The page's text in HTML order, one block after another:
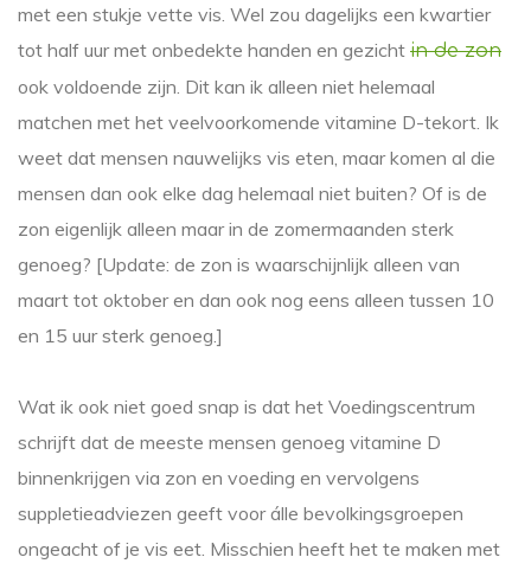
met een stukje vette vis. Wel zou dagelijks een kwartier
tot half uur met onbedekte handen en gezicht in de zon
ook voldoende zijn. Dit kan ik alleen niet helemaal
matchen met het veelvoorkomende vitamine D-tekort. Ik
weet dat mensen nauwelijks vis eten, maar komen al die
mensen dan ook elke dag helemaal niet buiten? Of is de
zon eigenlijk alleen maar in de zomermaanden sterk
genoeg? [Update: de zon is waarschijnlijk alleen van
maart tot oktober en dan ook nog eens alleen tussen 10
en 15 uur sterk genoeg.]
Wat ik ook niet goed snap is dat het Voedingscentrum
schrijft dat de meeste mensen genoeg vitamine D
binnenkrijgen via zon en voeding en vervolgens
suppletieadviezen geeft voor álle bevolkingsgroepen
ongeacht of je vis eet. Misschien heeft het te maken met